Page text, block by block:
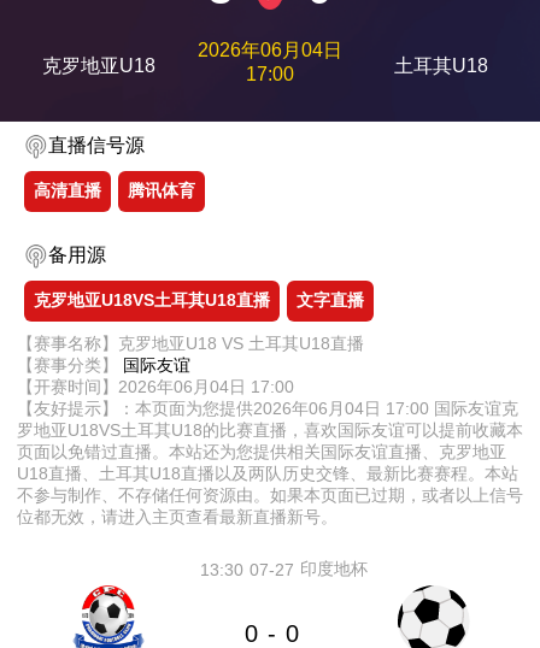
克罗地亚U18
2026年06月04日
17:00
土耳其U18
直播信号源
高清直播 腾讯体育
备用源
克罗地亚U18VS土耳其U18直播 文字直播
【赛事名称】克罗地亚U18 VS 土耳其U18直播
【赛事分类】 国际友谊
【开赛时间】2026年06月04日 17:00
【友好提示】：本页面为您提供2026年06月04日 17:00 国际友谊克
罗地亚U18VS土耳其U18的比赛直播，喜欢国际友谊可以提前收藏本
页面以免错过直播。本站还为您提供相关国际友谊直播、克罗地亚
U18直播、土耳其U18直播以及两队历史交锋、最新比赛赛程。本站
不参与制作、不存储任何资源由。如果本页面已过期，或者以上信号
位都无效，请进入主页查看最新直播新号。
07-27
13:30 印度地杯
0 - 0